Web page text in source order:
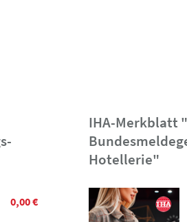
0,00 €
IHA-Merkblatt
Hotellerie"